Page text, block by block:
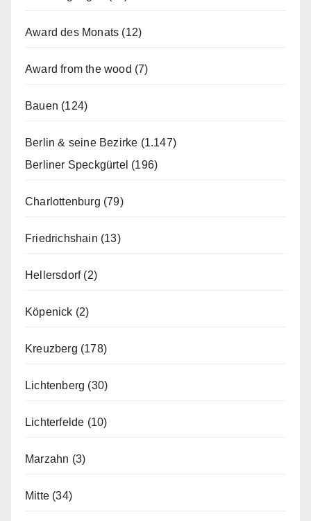
Award des Monats (12)
Award from the wood (7)
Bauen (124)
Berlin & seine Bezirke (1.147)
Berliner Speckgürtel (196)
Charlottenburg (79)
Friedrichshain (13)
Hellersdorf(2)
Köpenick (2)
Kreuzberg (178)
Lichtenberg (30)
Lichterfelde (10)
Marzahn (3)
Mitte (34)